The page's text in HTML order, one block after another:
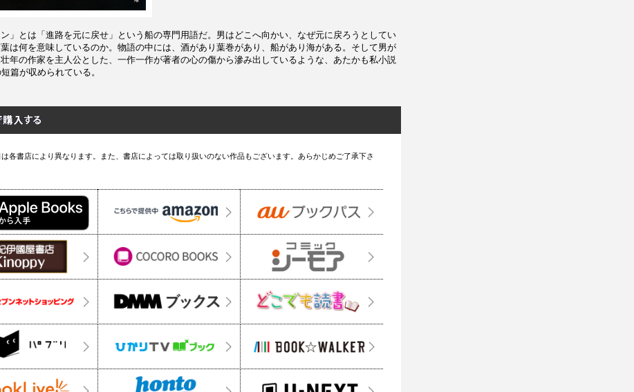
ン」とは「進路を元に戻せ」という船の専門用語だ。男はどこへ向かい、なぜ元に戻ろうとしてい
は何を意味しているのか。物語の中には、酒があり葉巻があり、船があり海がある。そして男が
年の作家を主人公とした、一作一作が著者の心の傷から滲み出しているような、あたかも私小説
篇が収められている。
各書店により異なります。また、書店によっては取り扱いのない作品もございます。あらかじめご了承下さ